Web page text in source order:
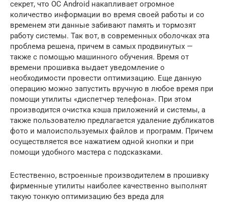
секрет, что ОС Android накапливает огромное
количество информации во время своей работы и со
временем эти данные забивают память и тормозят
работу системы. Так вот, в современных оболочках эта
проблема решена, причем в самых продвинутых —
также с помощью машинного обучения. Время от
времени прошивка выдает уведомление о
необходимости провести оптимизацию. Еще данную
операцию можно запустить вручную в любое время при
помощи утилиты «диспетчер телефона». При этом
производится очистка кэша приложений и системы, а
также пользователю предлагается удаление дубликатов
фото и малоиспользуемых файлов и программ. Причем
осуществляется все нажатием одной кнопки и при
помощи удобного мастера с подсказками.
Естественно, встроенные производителем в прошивку
фирменные утилиты наиболее качественно выполнят
такую тонкую оптимизацию без вреда для